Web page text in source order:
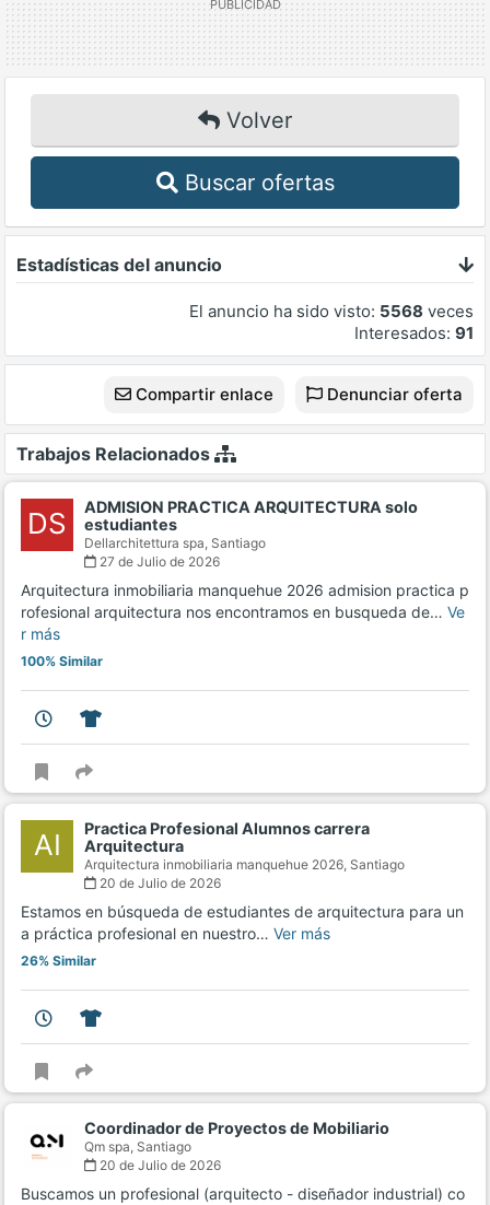
Volver
Buscar ofertas
Estadísticas del anuncio
El anuncio ha sido visto: 5568 veces
Interesados: 91
Compartir enlace Denunciar oferta
Trabajos Relacionados
DS
ADMISION PRACTICA ARQUITECTURA solo
estudiantes
Dellarchitettura spa, Santiago
27 de Julio de 2026
Arquitectura inmobiliaria manquehue 2026 admision practica p
rofesional arquitectura nos encontramos en busqueda de… Ve
r más
100% Similar
AI
Practica Profesional Alumnos carrera
Arquitectura
Arquitectura inmobiliaria manquehue 2026, Santiago
20 de Julio de 2026
Estamos en búsqueda de estudiantes de arquitectura para un
a práctica profesional en nuestro… Ver más
26% Similar
Coordinador de Proyectos de Mobiliario
Qm spa, Santiago
20 de Julio de 2026
Buscamos un profesional (arquitecto - diseñador industrial) co